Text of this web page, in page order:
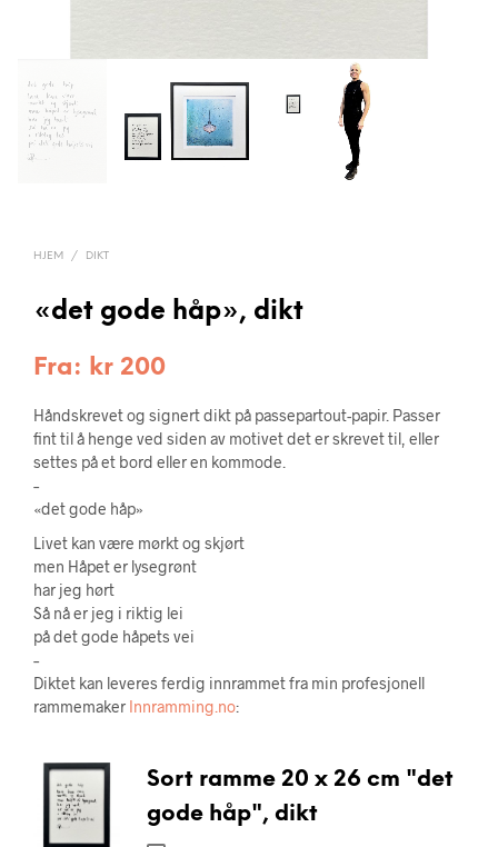
HJEM / DIKT
«det gode håp», dikt
Fra: kr 200
Håndskrevet og signert dikt på passepartout-papir. Passer
fint til å henge ved siden av motivet det er skrevet til, eller
settes på et bord eller en kommode.
–
«det gode håp»
Livet kan være mørkt og skjørt
men Håpet er lysegrønt
har jeg hørt
Så nå er jeg i riktig lei
på det gode håpets vei
–
Diktet kan leveres ferdig innrammet fra min profesjonell
rammemaker Innramming.no:
Sort ramme 20 x 26 cm "det
gode håp", dikt